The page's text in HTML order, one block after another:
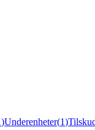
)Underenheter(1)